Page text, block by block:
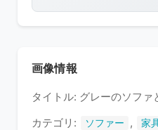
画像情報
タイトル: グレーのソフ
カテゴリ:
ソファー , 家